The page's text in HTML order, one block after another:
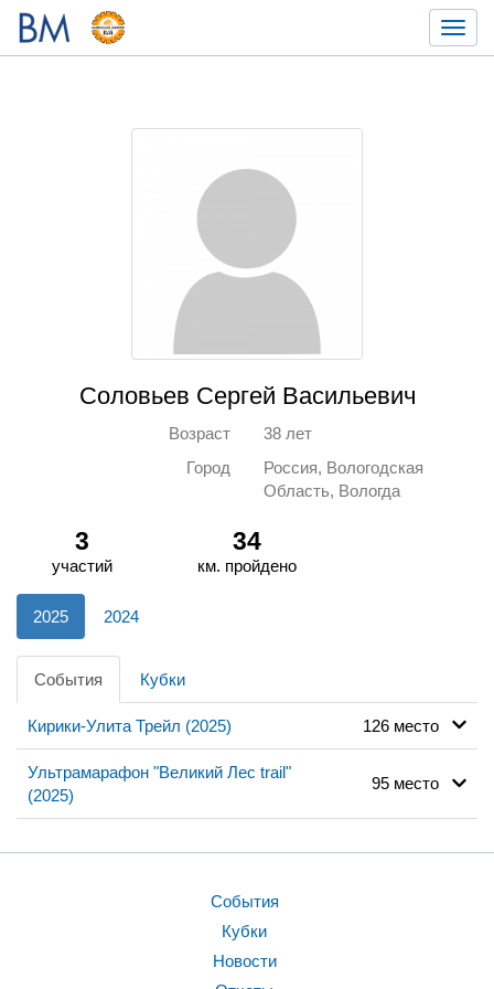
Соловьев Сергей Васильевич
Возраст
38 лет
Город
Россия, Вологодская
Область, Вологда
3
участий
34
км. пройдено
2025 2024
События Кубки
Кирики-Улита Трейл (2025) 126 место
Ультрамарафон "Великий Лес trail"
(2025)
95 место
События
Кубки
Новости